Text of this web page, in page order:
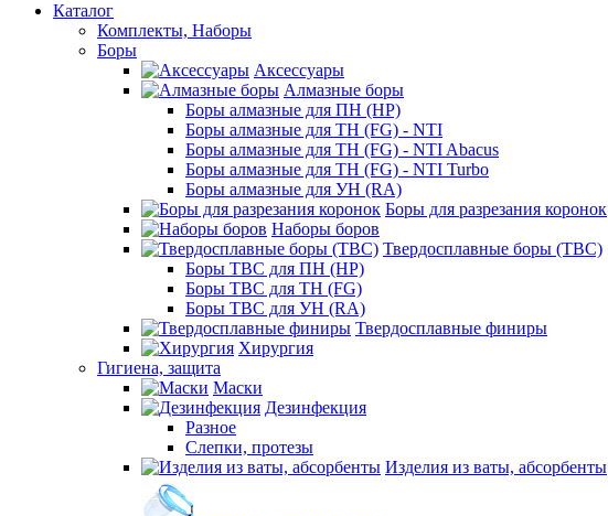
Каталог
Комплекты, Наборы
Боры
Аксессуары
Алмазные боры
Боры алмазные для ПН (HP)
Боры алмазные для ТН (FG) - NTI
Боры алмазные для ТН (FG) - NTI Abacus
Боры алмазные для ТН (FG) - NTI Turbo
Боры алмазные для УН (RA)
Боры для разрезания коронок
Наборы боров
Твердосплавные боры (ТВС)
Боры ТВС для ПН (HP)
Боры ТВС для ТН (FG)
Боры ТВС для УН (RA)
Твердосплавные финиры
Хирургия
Гигиена, защита
Маски
Дезинфекция
Разное
Слепки, протезы
Изделия из ваты, абсорбенты